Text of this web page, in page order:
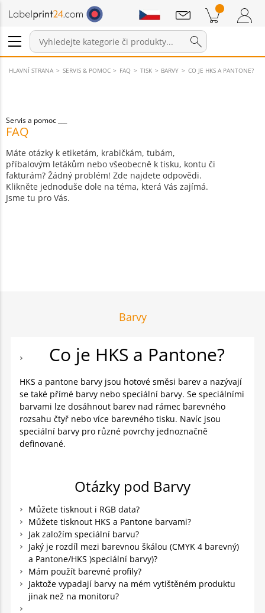
Přihlášení / Registrace
Položky v košíku Nákupní Košík
Sdělení
HLAVNÍ STRANA SERVIS & POMOC FAQ TISK BARVY CO JE HKS A PANTONE?
Servis a pomoc
FAQ
Máte otázky k etiketám, krabičkám, tubám,
příbalovým letákům nebo všeobecně k tisku, kontu či
fakturám? Žádný problém! Zde najdete odpovědi.
Klikněte jednoduše dole na téma, která Vás zajímá.
Jsme tu pro Vás.
Barvy
Co je HKS a Pantone?
HKS a pantone barvy jsou hotové směsi barev a nazývají
se také přímé barvy nebo speciální barvy. Se speciálními
barvami lze dosáhnout barev nad rámec barevného
rozsahu čtyř nebo více barevného tisku. Navíc jsou
speciální barvy pro různé povrchy jednoznačně
definované.
Otázky pod Barvy
Můžete tisknout i RGB data?
Můžete tisknout HKS a Pantone barvami?
Jak založím speciální barvu?
Jaký je rozdíl mezi barevnou škálou (CMYK 4 barevný)
a Pantone/HKS )speciální barvy)?
Mám použít barevné profily?
Jaktože vypadají barvy na mém vytištěném produktu
jinak než na monitoru?